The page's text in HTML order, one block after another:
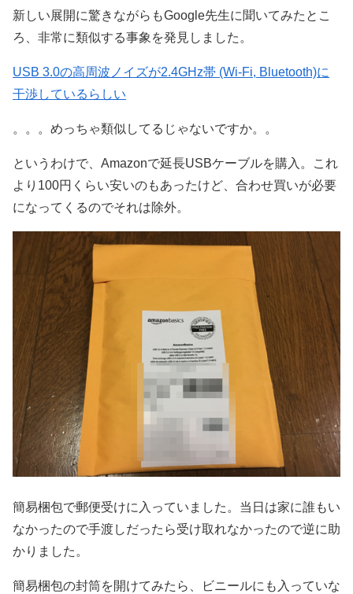
新しい展開に驚きながらもGoogle先生に聞いてみたとこ
ろ、非常に類似する事象を発見しました。
USB 3.0の高周波ノイズが2.4GHz帯 (Wi-Fi, Bluetooth)に
干渉しているらしい
。。。めっちゃ類似してるじゃないですか。。
というわけで、Amazonで延長USBケーブルを購入。これ
より100円くらい安いのもあったけど、合わせ買いが必要
になってくるのでそれは除外。
簡易梱包で郵便受けに入っていました。当日は家に誰もい
なかったので手渡しだったら受け取れなかったので逆に助
かりました。
簡易梱包の封筒を開けてみたら、ビニールにも入っていな